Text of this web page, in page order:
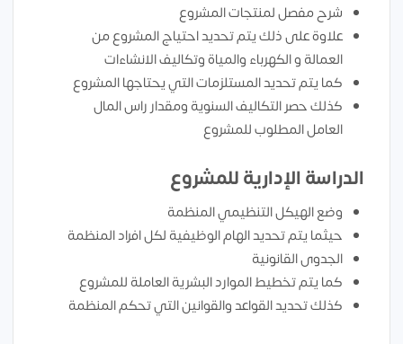
شرح مفصل لمنتجات المشروع
علاوة على ذلك يتم تحديد احتياج المشروع من
العمالة و الكهرباء والمياة وتكاليف الانشاءات
كما يتم تحديد المستلزمات التي يحتاجها المشروع
كذلك حصر التكاليف السنوية ومقدار راس المال
العامل المطلوب للمشروع
الدراسة الإدارية للمشروع
وضع الهيكل التنظيمي المنظمة
حيثما يتم تحديد الهام الوظيفية لكل افراد المنظمة
الجدوى القانونية
كما يتم تخطيط الموارد البشرية العاملة للمشروع
كذلك تحديد القواعد والقوانين التي تحكم المنظمة